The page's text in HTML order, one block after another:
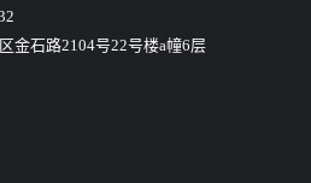
金石路2104号22号楼a幢6层